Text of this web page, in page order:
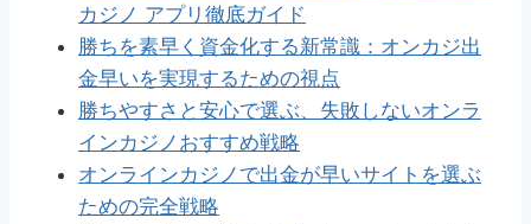
カジノ アプリ徹底ガイド
勝ちを素早く資金化する新常識：オンカジ出
金早いを実現するための視点
勝ちやすさと安心で選ぶ、失敗しないオンラ
インカジノおすすめ戦略
オンラインカジノで出金が早いサイトを選ぶ
ための完全戦略